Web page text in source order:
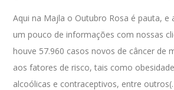
Aqui na Majla o Outubro Rosa é pauta, e
um pouco de informações com nossas
houve 57.960 casos novos de câncer de
aos fatores de risco, tais como
alcoólicas e contraceptivos, entre